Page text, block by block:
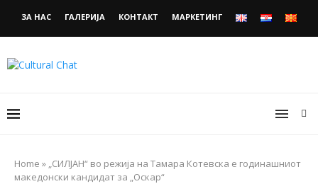
ЗА НАС ГАЛЕРИЈА КОНТАКТ МАРКЕТИНГ
Home » „СИЛЈАН“ во режија на Тамара Котевска е годинашниот
македонски кандидат за „Оскар“